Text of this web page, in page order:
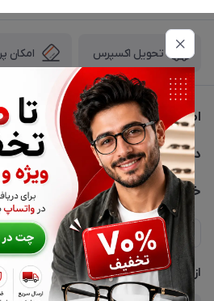
تحویل اکسپرس امکان
اطلاعات تماس
02177116909
info@civiliha.com
ارسال فوری در تهران + ارسال به
دسترسی سریع
حساب کاربری
مجله فروشگاه
لیست محصولات
درباره ما
خدمات مشتریان
حریم خصوصی
پشتیبانی واتساپ 09397003162
از جدید‌ترین تخفیف‌ها با‌ خبر شوید